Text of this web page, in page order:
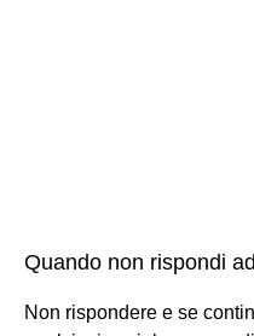
Quando non rispondi
Non rispondere e se